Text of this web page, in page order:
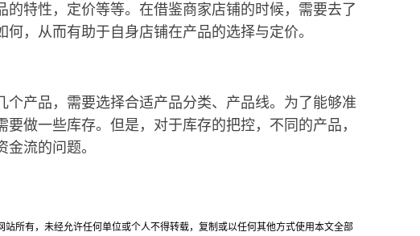
的特性，定价等等。在借鉴商家店铺的时候，需要去了
，从而有助于自身店铺在产品的选择与定价。
个产品，需要选择合适产品分类、产品线。为了能够准
做一些库存。但是，对于库存的把控，不同的产品，
流的问题。
所有，未经允许任何单位或个人不得转载，复制或以任何其他方式使用本文全部